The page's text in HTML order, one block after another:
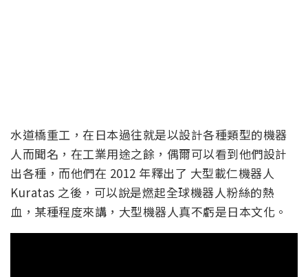
水道橋重工，在日本過往就是以設計各種類型的機器
人而聞名，在工業用途之餘，偶爾可以看到他們設計
出各種，而他們在 2012 年釋出了 大型載仁機器人
Kuratas 之後，可以說是燃起全球機器人粉絲的熱
血，某種程度來講，大型機器人真不虧是日本文化。